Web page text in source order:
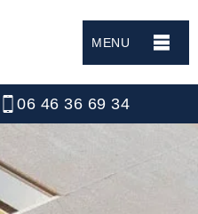
MENU
06 46 36 69 34